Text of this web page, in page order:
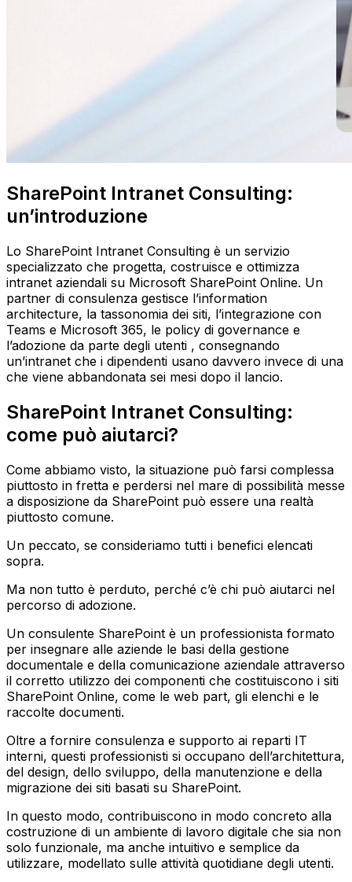
SharePoint Intranet Consulting:
un’introduzione
Lo SharePoint Intranet Consulting è un servizio
specializzato che progetta, costruisce e ottimizza
intranet aziendali su Microsoft SharePoint Online. Un
partner di consulenza gestisce l’information
architecture, la tassonomia dei siti, l’integrazione con
Teams e Microsoft 365, le policy di governance e
l’adozione da parte degli utenti , consegnando
un’intranet che i dipendenti usano davvero invece di una
che viene abbandonata sei mesi dopo il lancio.
SharePoint Intranet Consulting:
come può aiutarci?
Come abbiamo visto, la situazione può farsi complessa
piuttosto in fretta e perdersi nel mare di possibilità messe
a disposizione da SharePoint può essere una realtà
piuttosto comune.
Un peccato, se consideriamo tutti i benefici elencati
sopra.
Ma non tutto è perduto, perché c’è chi può aiutarci nel
percorso di adozione.
Un consulente SharePoint è un professionista formato
per insegnare alle aziende le basi della gestione
documentale e della comunicazione aziendale attraverso
il corretto utilizzo dei componenti che costituiscono i siti
SharePoint Online, come le web part, gli elenchi e le
raccolte documenti.
Oltre a fornire consulenza e supporto ai reparti IT
interni, questi professionisti si occupano dell’architettura,
del design, dello sviluppo, della manutenzione e della
migrazione dei siti basati su SharePoint.
In questo modo, contribuiscono in modo concreto alla
costruzione di un ambiente di lavoro digitale che sia non
solo funzionale, ma anche intuitivo e semplice da
utilizzare, modellato sulle attività quotidiane degli utenti.